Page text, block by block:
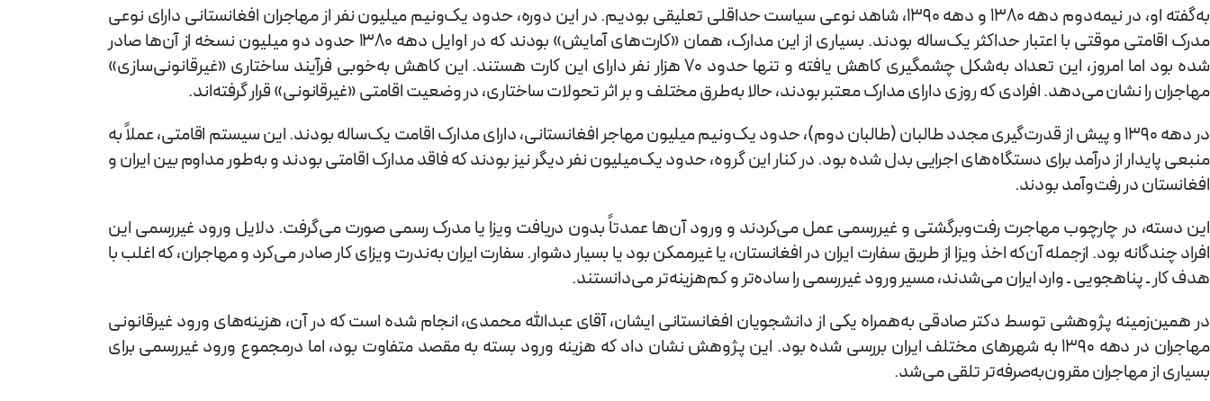
به‌گفته او، در نیمه‌‌دوم دهه‌ ۱۳۸۰ و دهه ۱۳۹۰، شاهد نوعی سیاست حداقلی تعلیقی بودیم. در این دوره، حدود یک‌ونیم میلیون نفر از مهاجران افغانستانی دارای نوعی
مدرک اقامتی موقتی با اعتبار حداکثر یک‌ساله بودند. بسیاری از این مدارک، همان «کارت‌های آمایش» بودند که در اوایل دهه ۱۳۸۰ حدود دو میلیون نسخه از آن‌ها صادر
شده بود اما امروز، این تعداد به‌شکل چشمگیری کاهش یافته و تنها حدود ۷۰ هزار نفر دارای این کارت هستند. این کاهش به‌خوبی فرآیند ساختاری «غیرقانونی‌سازی»
مهاجران را نشان می‌دهد. افرادی که روزی دارای مدارک معتبر بودند، حالا به‌طرق مختلف و بر اثر تحولات ساختاری، در وضعیت اقامتی «غیرقانونی» قرار گرفته‌اند.
در دهه ۱۳۹۰ و پیش از قدرت‌گیری مجدد طالبان (طالبان دوم)، حدود یک‌ونیم میلیون مهاجر افغانستانی، دارای مدارک اقامت یک‌ساله بودند. این سیستم اقامتی، عملاً به
منبعی پایدار از درآمد برای دستگاه‌های اجرایی بدل شده بود. در کنار این گروه، حدود یک‌میلیون نفر دیگر نیز بودند که فاقد مدارک اقامتی بودند و به‌طور مداوم بین ایران و
افغانستان در رفت‌وآمد بودند.
این دسته، در چارچوب مهاجرت رفت‌وبرگشتی و غیررسمی عمل می‌کردند و ورود آن‌ها عمدتاً بدون دریافت ویزا یا مدرک رسمی صورت می‌گرفت. دلایل ورود غیررسمی این
افراد چندگانه بود. ازجمله آن‌که اخذ ویزا از طریق سفارت ایران در افغانستان، یا غیرممکن بود یا بسیار دشوار. سفارت ایران به‌ندرت ویزای کار صادر می‌کرد و مهاجران، که اغلب با
هدف کار ـ پناهجویی ـ وارد ایران می‌شدند، مسیر ورود غیررسمی را ساده‌تر و کم‌هزینه‌تر می‌دانستند.
در همین‌زمینه پژوهشی توسط دکتر صادقی به‌همراه یکی از دانشجویان افغانستانی ایشان، آقای عبدالله محمدی، انجام شده است که در آن، هزینه‌های ورود غیرقانونی
مهاجران در دهه ۱۳۹۰ به شهرهای مختلف ایران بررسی شده بود. این پژوهش نشان داد که هزینه ورود بسته به مقصد متفاوت بود، اما درمجموع ورود غیررسمی برای
بسیاری از مهاجران مقرون‌به‌صرفه‌تر تلقی می‌شد.